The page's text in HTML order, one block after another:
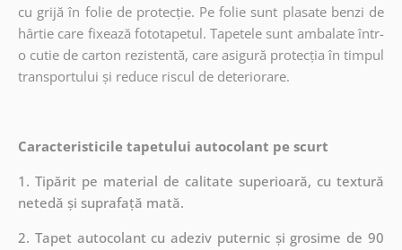
cu grijă în folie de protecție. Pe folie sunt plasate benzi de
hârtie care fixează fototapetul. Tapetele sunt ambalate într-
o cutie de carton rezistentă, care asigură protecția în timpul
transportului și reduce riscul de deteriorare.
Caracteristicile tapetului autocolant pe scurt
1. Tipărit pe material de calitate superioară, cu textură
netedă și suprafață mată.
2. Tapet autocolant cu adeziv puternic și grosime de 90